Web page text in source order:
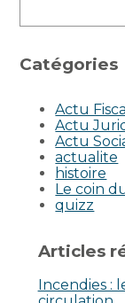
Catégories
Actu
Actu
Actu
actualite
histoire
Le coin
quizz
Articles
Incendies :